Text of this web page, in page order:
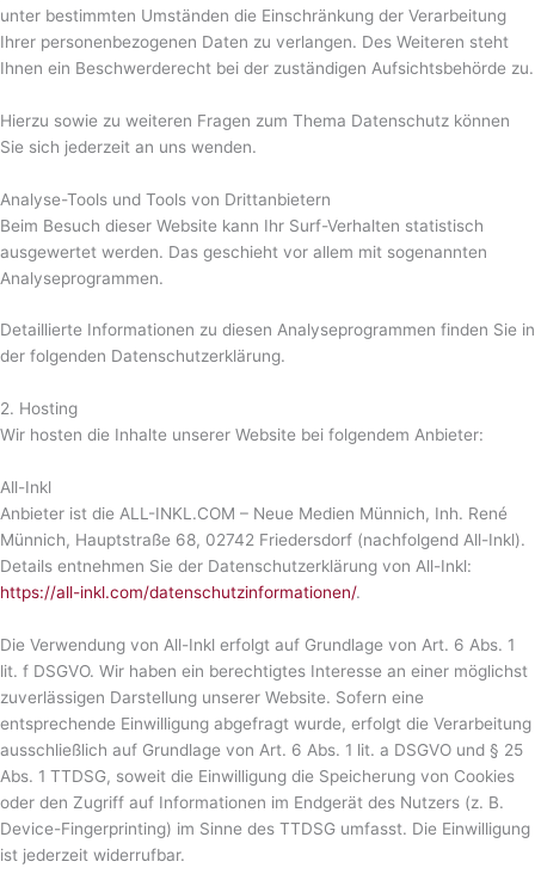
unter bestimmten Umständen die Einschränkung der Verarbeitung
Ihrer personenbezogenen Daten zu verlangen. Des Weiteren steht
Ihnen ein Beschwerderecht bei der zuständigen Aufsichtsbehörde zu.
Hierzu sowie zu weiteren Fragen zum Thema Datenschutz können
Sie sich jederzeit an uns wenden.
Analyse-Tools und Tools von Dritt­anbietern
Beim Besuch dieser Website kann Ihr Surf-Verhalten statistisch
ausgewertet werden. Das geschieht vor allem mit sogenannten
Analyseprogrammen.
Detaillierte Informationen zu diesen Analyseprogrammen finden Sie in
der folgenden Datenschutzerklärung.
2. Hosting
Wir hosten die Inhalte unserer Website bei folgendem Anbieter:
All-Inkl
Anbieter ist die ALL-INKL.COM – Neue Medien Münnich, Inh. René
Münnich, Hauptstraße 68, 02742 Friedersdorf (nachfolgend All-Inkl).
Details entnehmen Sie der Datenschutzerklärung von All-Inkl:
https://all-inkl.com/datenschutzinformationen/.
Die Verwendung von All-Inkl erfolgt auf Grundlage von Art. 6 Abs. 1
lit. f DSGVO. Wir haben ein berechtigtes Interesse an einer möglichst
zuverlässigen Darstellung unserer Website. Sofern eine
entsprechende Einwilligung abgefragt wurde, erfolgt die Verarbeitung
ausschließlich auf Grundlage von Art. 6 Abs. 1 lit. a DSGVO und § 25
Abs. 1 TTDSG, soweit die Einwilligung die Speicherung von Cookies
oder den Zugriff auf Informationen im Endgerät des Nutzers (z. B.
Device-Fingerprinting) im Sinne des TTDSG umfasst. Die Einwilligung
ist jederzeit widerrufbar.